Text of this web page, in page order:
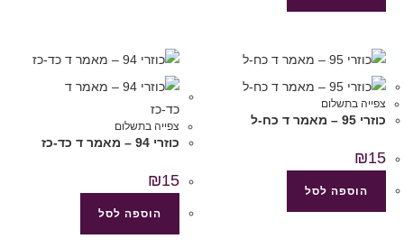
צפייה בתשלום
כוזרי 95 – מאמר ד כח-ל
₪15
הוספה לסל
צפייה בתשלום
כוזרי 94 – מאמר ד כד-כז
₪15
הוספה לסל